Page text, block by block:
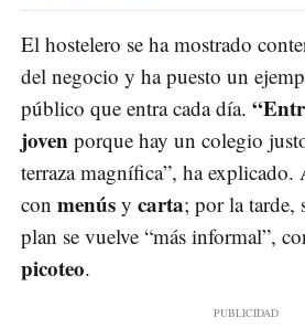
El hostelero se ha mostrado
del negocio y ha puesto un
público que entra cada día.
joven porque hay un colegio
terraza magnífica”, ha
con menús y carta; por la tarde,
plan se vuelve “más informal”,
picoteo.